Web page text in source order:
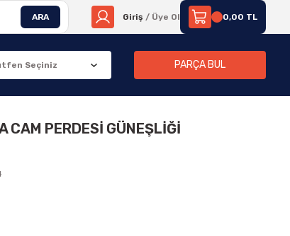
ARA Giriş / Üye Ol 0,00 TL
PARÇA BUL
PERDESİ GÜNEŞLİĞİ